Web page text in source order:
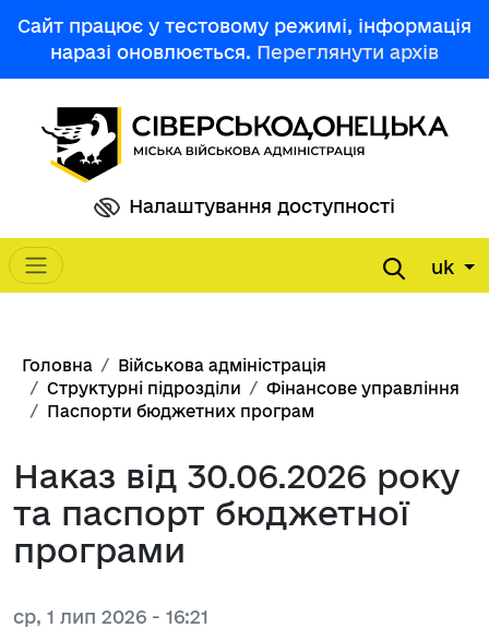
Сайт працює у тестовому режимі, інформація
наразі оновлюється. Переглянути архів
Налаштування доступності
Main navigation uk
Рядок навіґації
Головна
Військова адміністрація
Структурні підрозділи
Фінансове управління
Паспорти бюджетних програм
Наказ від 30.06.2026 року
та паспорт бюджетної
програми
ср, 1 лип 2026 - 16:21